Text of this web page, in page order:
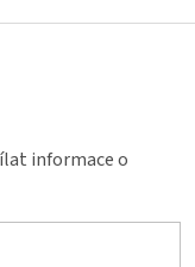
informace o